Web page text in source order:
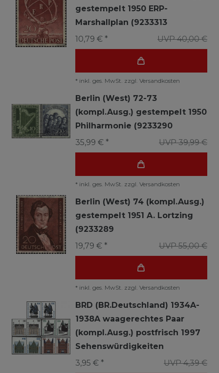
gestempelt 1950 ERP-
Marshallplan (9233313
UVP 40,00 €
10,79 € *
* inkl. ges. MwSt. zzgl. Versandkosten
Berlin (West) 72-73
(kompl.Ausg.) gestempelt 1950
Philharmonie (9233290
UVP 39,99 €
35,99 € *
* inkl. ges. MwSt. zzgl. Versandkosten
Berlin (West) 74 (kompl.Ausg.)
gestempelt 1951 A. Lortzing
(9233289
UVP 55,00 €
19,79 € *
* inkl. ges. MwSt. zzgl. Versandkosten
BRD (BR.Deutschland) 1934A-
1938A waagerechtes Paar
(kompl.Ausg.) postfrisch 1997
Sehenswürdigkeiten
UVP 4,39 €
3,95 € *